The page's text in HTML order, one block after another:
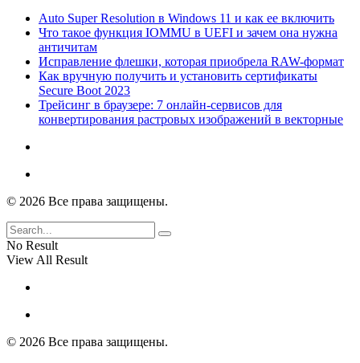
Auto Super Resolution в Windows 11 и как ее включить
Что такое функция IOMMU в UEFI и зачем она нужна
античитам
Исправление флешки, которая приобрела RAW-формат
Как вручную получить и установить сертификаты
Secure Boot 2023
Трейсинг в браузере: 7 онлайн-сервисов для
конвертирования растровых изображений в векторные
© 2026 Все права защищены.
No Result
View All Result
© 2026 Все права защищены.